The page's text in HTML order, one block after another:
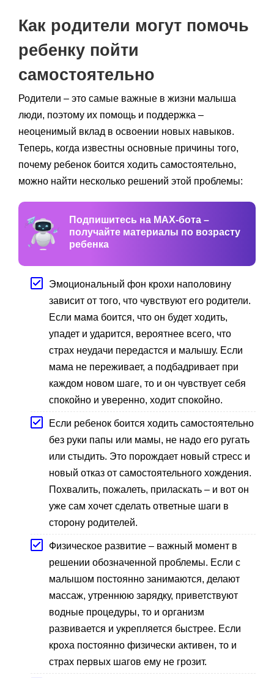
Как родители могут помочь
ребенку пойти
самостоятельно
Родители – это самые важные в жизни малыша
люди, поэтому их помощь и поддержка –
неоценимый вклад в освоении новых навыков.
Теперь, когда известны основные причины того,
почему ребенок боится ходить самостоятельно,
можно найти несколько решений этой проблемы:
Подпишитесь на MAX-бота –
получайте материалы по возрасту
ребенка
Эмоциональный фон крохи наполовину
зависит от того, что чувствуют его родители.
Если мама боится, что он будет ходить,
упадет и ударится, вероятнее всего, что
страх неудачи передастся и малышу. Если
мама не переживает, а подбадривает при
каждом новом шаге, то и он чувствует себя
спокойно и уверенно, ходит спокойно.
Если ребенок боится ходить самостоятельно
без руки папы или мамы, не надо его ругать
или стыдить. Это порождает новый стресс и
новый отказ от самостоятельного хождения.
Похвалить, пожалеть, приласкать – и вот он
уже сам хочет сделать ответные шаги в
сторону родителей.
Физическое развитие – важный момент в
решении обозначенной проблемы. Если с
малышом постоянно занимаются, делают
массаж, утреннюю зарядку, приветствуют
водные процедуры, то и организм
развивается и укрепляется быстрее. Если
кроха постоянно физически активен, то и
страх первых шагов ему не грозит.